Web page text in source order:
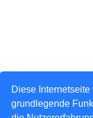
Diese
grundlegende